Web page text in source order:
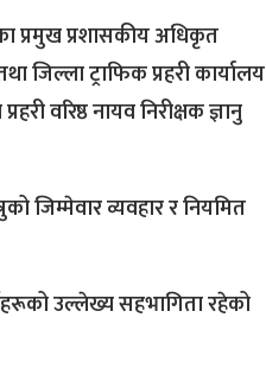
प्रमुख प्रशासकीय अधिकृत
जिल्ला ट्राफिक प्रहरी कार्यालय
वरिष्ठ नायव निरीक्षक ज्ञानु
जिम्मेवार व्यवहार र नियमित
उल्लेख्य सहभागिता रहेको